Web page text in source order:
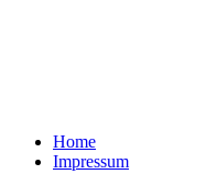
Home
Impressum